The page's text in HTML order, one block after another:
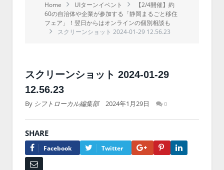
Home UIターンイベント
【2/4開催】約
60の自治体や企業が参加する「静岡まるごと移住
フェア」！翌日からはオンラインの個別相談も
スクリーンショット 2024-01-29 12.56.23
スクリーンショット 2024-01-29
12.56.23
By シフトローカル編集部 2024年1月29日 0
SHARE
Facebook Twitter Google+Pinterest